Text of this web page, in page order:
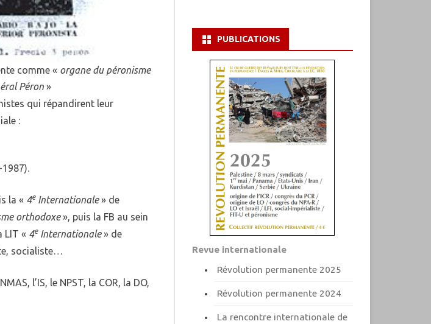
comme « organe du péronisme
Péron»
qui répandirent leur
:
la « 4eInternationale» de
orthodoxe», puis la FB au sein
LIT « 4eInternationale» de
socialiste…
l’IS, le NPST, la COR, la DO,
PUBLICATIONS
Revue internationale
Révolution permanente 2025
Révolution permanente 2024
La rencontre internationale de